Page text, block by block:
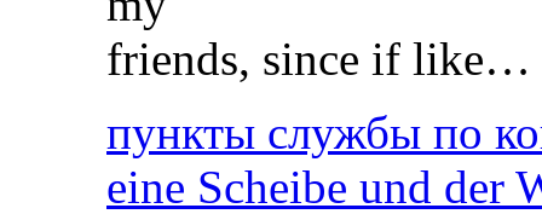
friends, since if like…
пункты службы по
eine Scheibe und der